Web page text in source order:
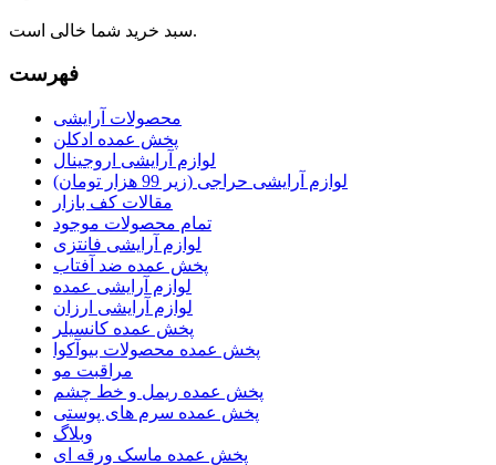
سبد خرید شما خالی است.
فهرست
محصولات آرایشی
پخش عمده ادکلن
لوازم آرایشی اروجینال
لوازم آرایشی حراجی (زیر 99 هزار تومان)
مقالات کف بازار
تمام محصولات موجود
لوازم آرایشی فانتزی
پخش عمده ضد آفتاب
لوازم آرایشی عمده
لوازم آرایشی ارزان
پخش عمده کانسیلر
پخش عمده محصولات بیوآکوا
مراقبت مو
پخش عمده ریمل و خط چشم
پخش عمده سرم های پوستی
وبلاگ
پخش عمده ماسک ورقه ای